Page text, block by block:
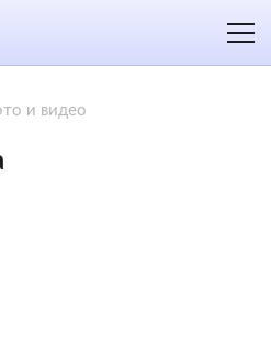
и видео